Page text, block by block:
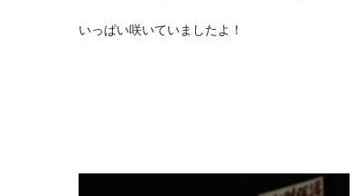
いっぱい咲いていましたよ！